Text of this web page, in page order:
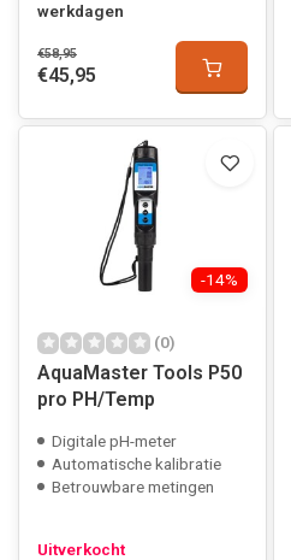
werkdagen
€58,95
€45,95
-14%
(0)
AquaMaster Tools P50
pro PH/Temp
Digitale pH-meter
Automatische kalibratie
Betrouwbare metingen
Uitverkocht